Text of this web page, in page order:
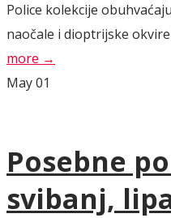
Police kolekcije
naočale i dioptrijske
more →
May01
Posebne
svibanj,